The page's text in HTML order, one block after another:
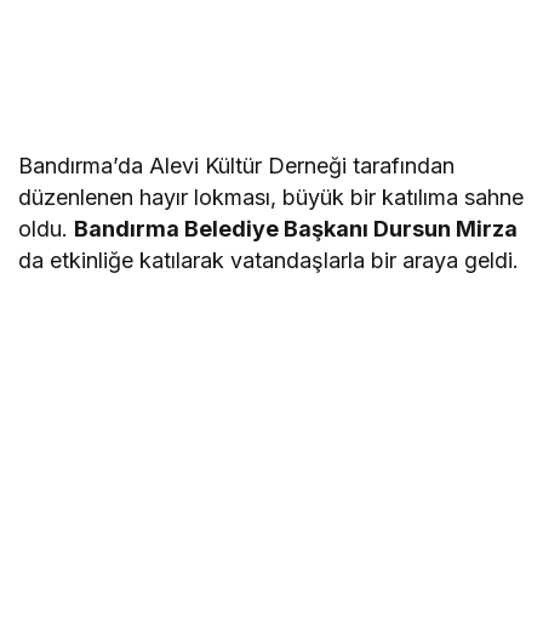
Bandırma’da Alevi Kültür Derneği tarafından
düzenlenen hayır lokması, büyük bir katılıma sahne
oldu. Bandırma Belediye Başkanı Dursun Mirza
da etkinliğe katılarak vatandaşlarla bir araya geldi.